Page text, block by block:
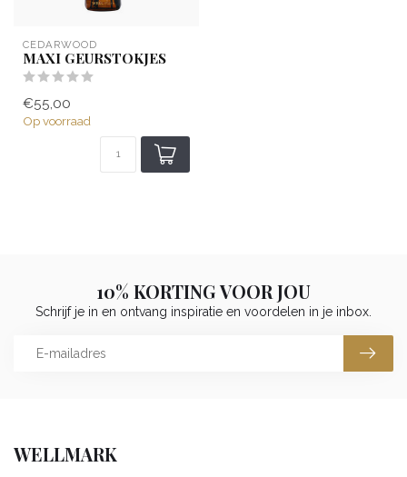
CEDARWOOD
MAXI GEURSTOKJES
€55,00
Op voorraad
10% KORTING VOOR JOU
Schrijf je in en ontvang inspiratie en voordelen in je inbox.
WELLMARK